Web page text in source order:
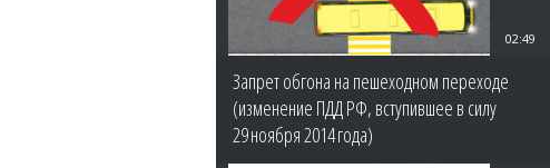
02:49
Запрет обгона на пешеходном переходе
(изменение ПДД РФ, вступившее в силу
29 ноября 2014 года)